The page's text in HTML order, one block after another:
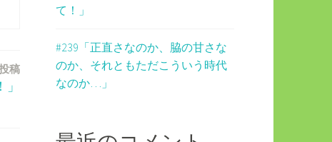
稿
て！」
#239「正直さなのか、脇の甘さな
のか、それともただこういう時代
なのか…」